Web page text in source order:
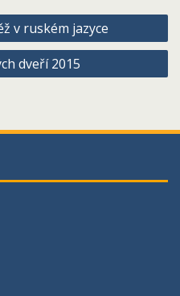
v ruském jazyce
dveří 2015